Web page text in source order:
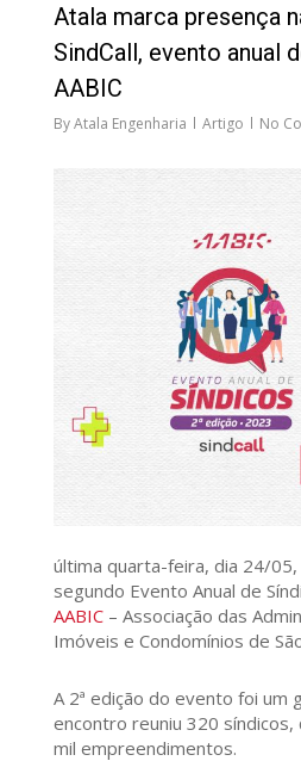
Atala marca presença
SindCall, evento anual
AABIC
ByAtala Engenharia Artigo No
última quarta-feira, dia 24/05,
segundo Evento Anual de
AABIC– Associação das
Imóveis e Condomínios de
A 2ª edição do evento foi um
encontro reuniu 320
mil empreendimentos.